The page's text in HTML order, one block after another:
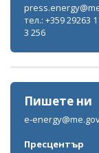
тел.: +359 29263
3 256
Пишете ни
e-
Пресцентър